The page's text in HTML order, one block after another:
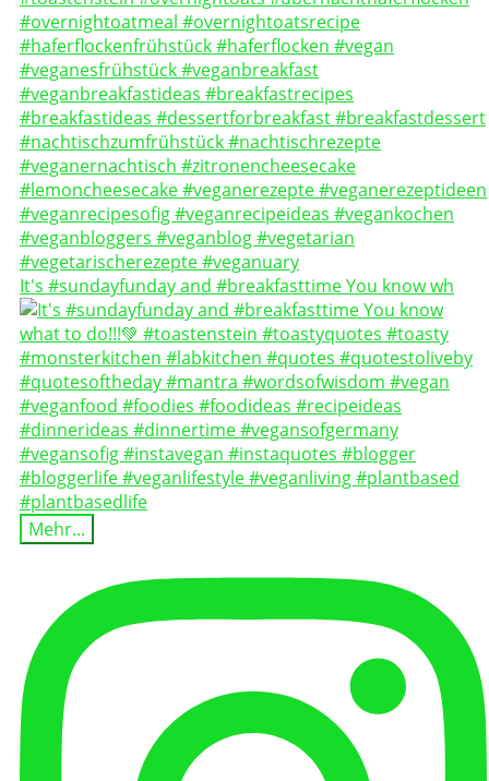
It's #sundayfunday and #breakfasttime You know wh
Mehr...